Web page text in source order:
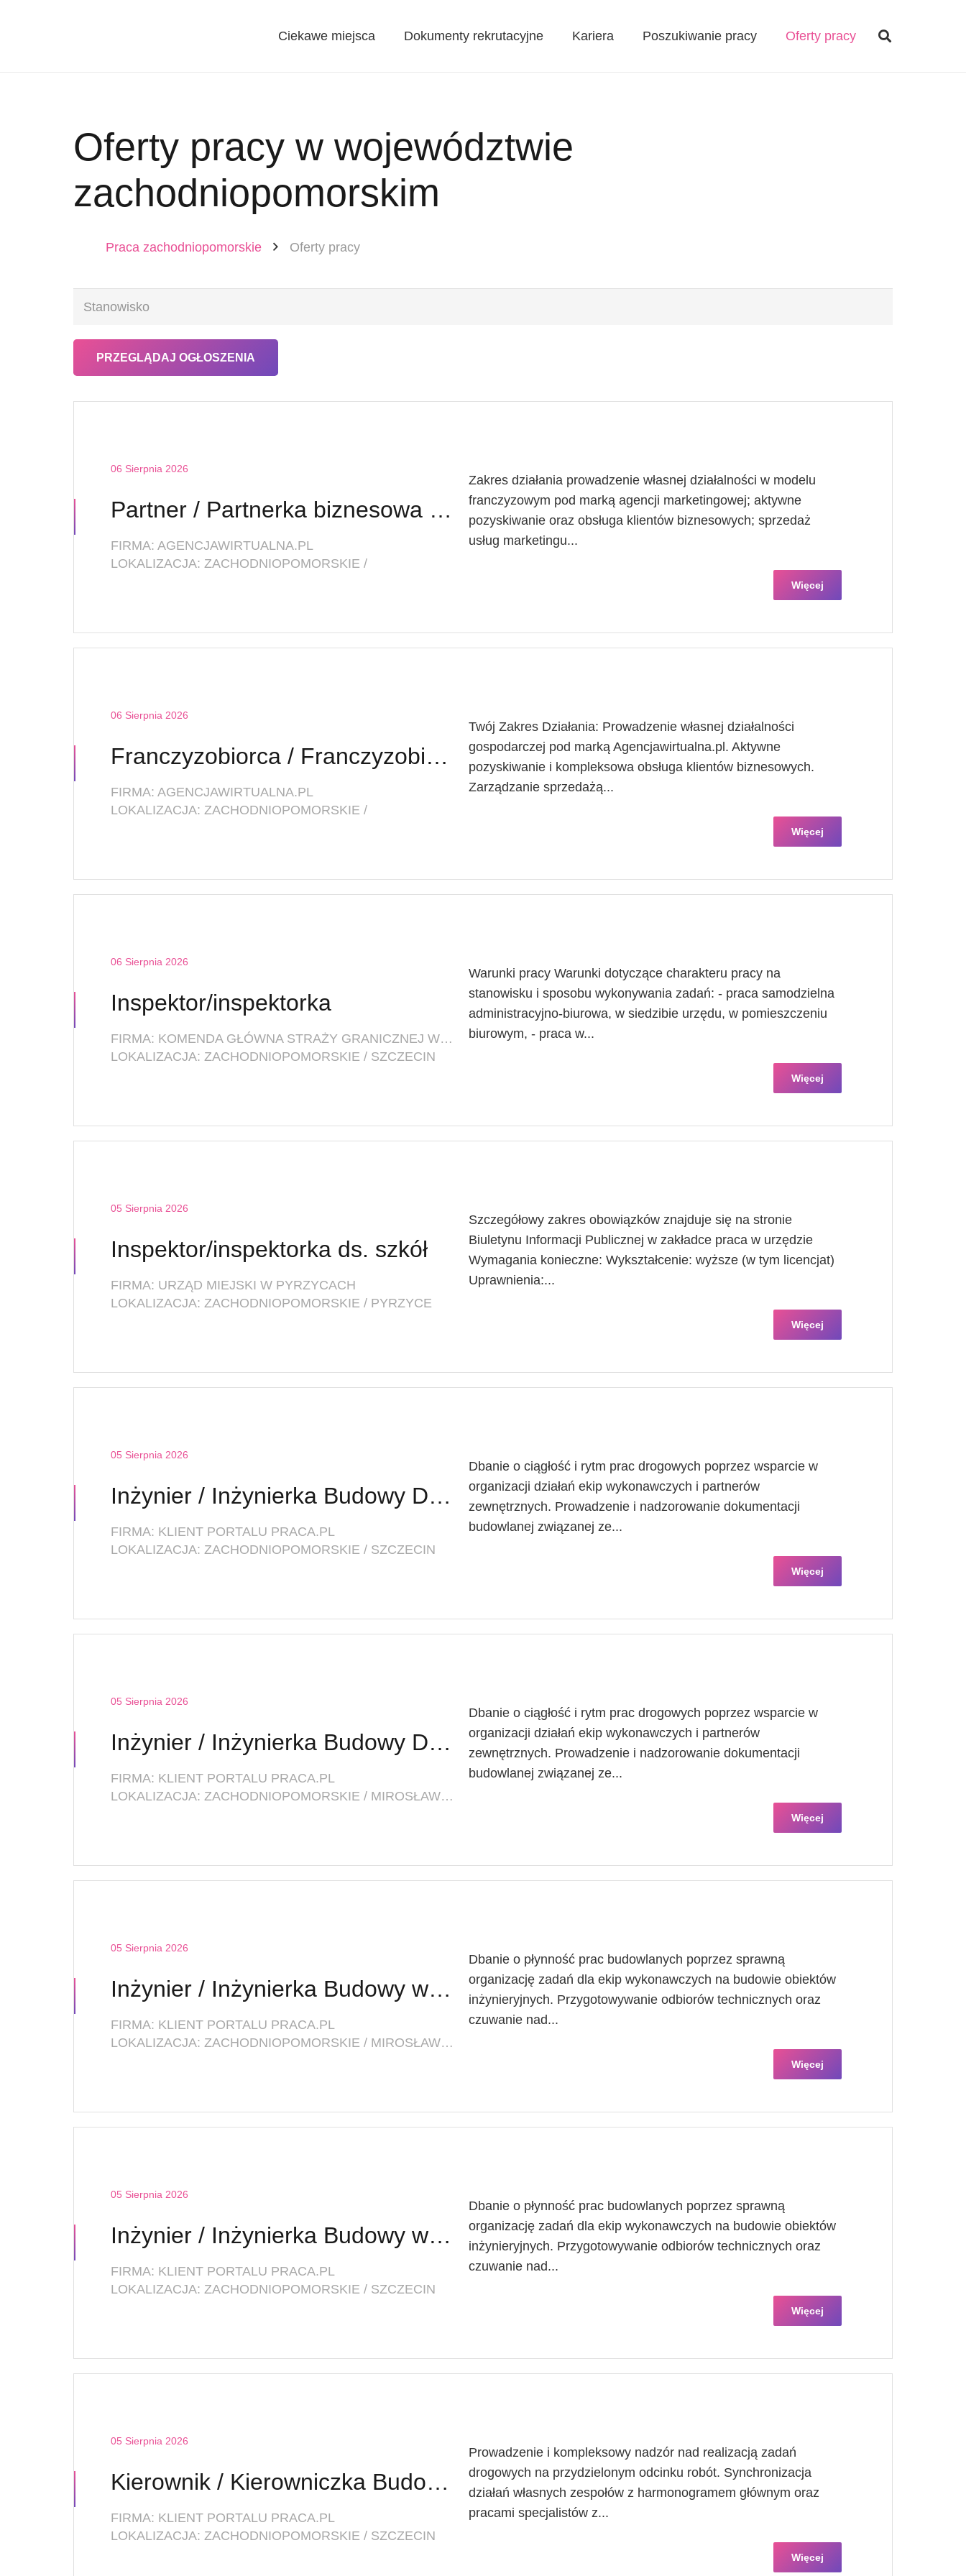
Ciekawe miejsca Dokumenty rekrutacyjne Kariera Poszukiwanie pracy Oferty pracy
Oferty pracy w województwie
zachodniopomorskim
Praca zachodniopomorskie Oferty pracy
06 Sierpnia 2026
Partner / Partnerka biznesowa – agencja marketingu internetowego (model franczyzowy)
FIRMA: AGENCJAWIRTUALNA.PL
LOKALIZACJA: ZACHODNIOPOMORSKIE /
Zakres działania prowadzenie własnej działalności w modelu
franczyzowym pod marką agencji marketingowej; aktywne
pozyskiwanie oraz obsługa klientów biznesowych; sprzedaż
usług marketingu...
Więcej
06 Sierpnia 2026
Franczyzobiorca / Franczyzobiorczyni Agencji Marketingowej
FIRMA: AGENCJAWIRTUALNA.PL
LOKALIZACJA: ZACHODNIOPOMORSKIE /
Twój Zakres Działania: Prowadzenie własnej działalności
gospodarczej pod marką Agencjawirtualna.pl. Aktywne
pozyskiwanie i kompleksowa obsługa klientów biznesowych.
Zarządzanie sprzedażą...
Więcej
06 Sierpnia 2026
Inspektor/inspektorka
FIRMA: KOMENDA GŁÓWNA STRAŻY GRANICZNEJ W WARSZAWIE
LOKALIZACJA: ZACHODNIOPOMORSKIE / SZCZECIN
Warunki pracy Warunki dotyczące charakteru pracy na
stanowisku i sposobu wykonywania zadań: - praca samodzielna
administracyjno-biurowa, w siedzibie urzędu, w pomieszczeniu
biurowym, - praca w...
Więcej
05 Sierpnia 2026
Inspektor/inspektorka ds. szkół
FIRMA: URZĄD MIEJSKI W PYRZYCACH
LOKALIZACJA: ZACHODNIOPOMORSKIE / PYRZYCE
Szczegółowy zakres obowiązków znajduje się na stronie
Biuletynu Informacji Publicznej w zakładce praca w urzędzie
Wymagania konieczne: Wykształcenie: wyższe (w tym licencjat)
Uprawnienia:...
Więcej
05 Sierpnia 2026
Inżynier / Inżynierka Budowy Dróg
FIRMA: KLIENT PORTALU PRACA.PL
LOKALIZACJA: ZACHODNIOPOMORSKIE / SZCZECIN
Dbanie o ciągłość i rytm prac drogowych poprzez wsparcie w
organizacji działań ekip wykonawczych i partnerów
zewnętrznych. Prowadzenie i nadzorowanie dokumentacji
budowlanej związanej ze...
Więcej
05 Sierpnia 2026
Inżynier / Inżynierka Budowy Dróg
FIRMA: KLIENT PORTALU PRACA.PL
LOKALIZACJA: ZACHODNIOPOMORSKIE / MIROSŁAWIEC
Dbanie o ciągłość i rytm prac drogowych poprzez wsparcie w
organizacji działań ekip wykonawczych i partnerów
zewnętrznych. Prowadzenie i nadzorowanie dokumentacji
budowlanej związanej ze...
Więcej
05 Sierpnia 2026
Inżynier / Inżynierka Budowy w Branży Mostowej
FIRMA: KLIENT PORTALU PRACA.PL
LOKALIZACJA: ZACHODNIOPOMORSKIE / MIROSŁAWIEC
Dbanie o płynność prac budowlanych poprzez sprawną
organizację zadań dla ekip wykonawczych na budowie obiektów
inżynieryjnych. Przygotowywanie odbiorów technicznych oraz
czuwanie nad...
Więcej
05 Sierpnia 2026
Inżynier / Inżynierka Budowy w Branży Mostowej
FIRMA: KLIENT PORTALU PRACA.PL
LOKALIZACJA: ZACHODNIOPOMORSKIE / SZCZECIN
Dbanie o płynność prac budowlanych poprzez sprawną
organizację zadań dla ekip wykonawczych na budowie obiektów
inżynieryjnych. Przygotowywanie odbiorów technicznych oraz
czuwanie nad...
Więcej
05 Sierpnia 2026
Kierownik / Kierowniczka Budowy / Robót Drogowych
FIRMA: KLIENT PORTALU PRACA.PL
LOKALIZACJA: ZACHODNIOPOMORSKIE / SZCZECIN
Prowadzenie i kompleksowy nadzór nad realizacją zadań
drogowych na przydzielonym odcinku robót. Synchronizacja
działań własnych zespołów z harmonogramem głównym oraz
pracami specjalistów z...
Więcej